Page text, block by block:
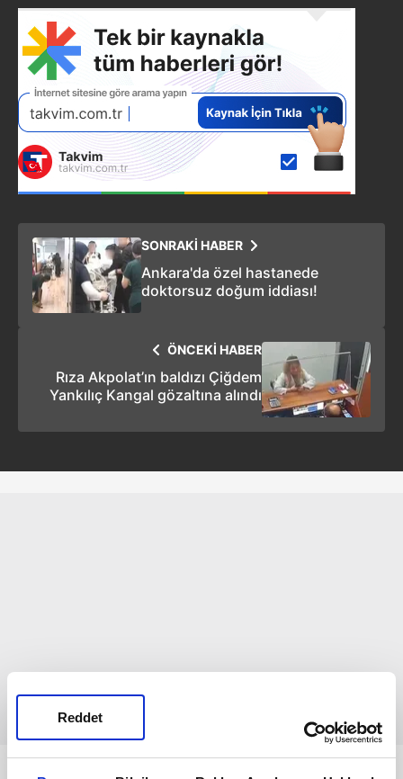
Reddet
SONRAKİ HABER
Ankara'da özel hastanede
doktorsuz doğum iddiası!
ÖNCEKİ HABER
Rıza Akpolat’ın baldızı Çiğdem
Yankılıç Kangal gözaltına alındı